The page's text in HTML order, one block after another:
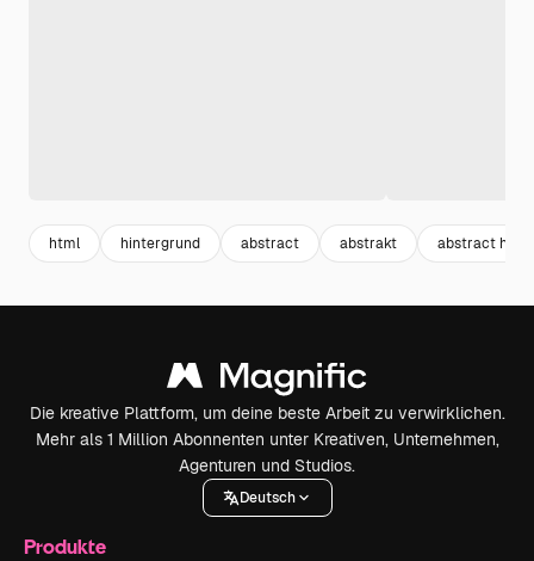
html hintergrund abstract abstrakt abstract
Die kreative Plattform, um deine beste Arbeit zu verwirklichen.
Mehr als 1 Million Abonnenten unter Kreativen, Unternehmen,
Agenturen und Studios.
Deutsch
Produkte